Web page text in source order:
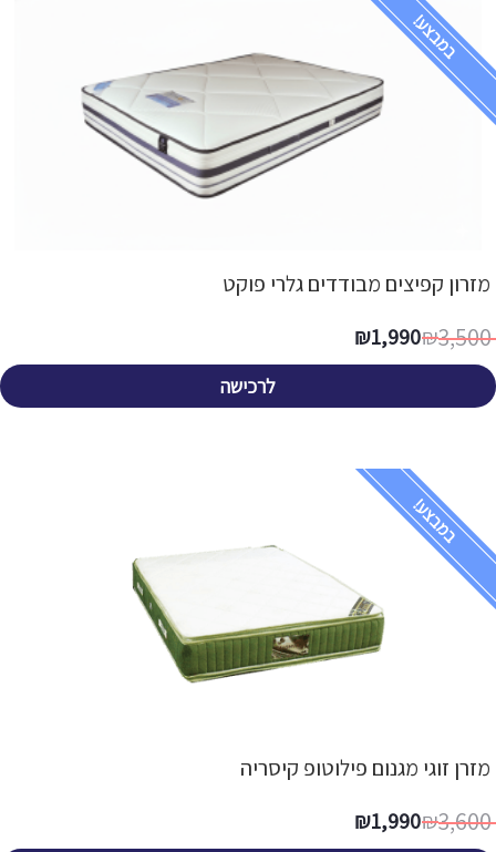
במבצע!
מזרון קפיצים מבודדים גלרי פוקט
3,500
₪
1,990
₪
לרכישה
במבצע!
מזרן זוגי מגנום פילוטופ קיסריה
3,600
₪
1,990
₪